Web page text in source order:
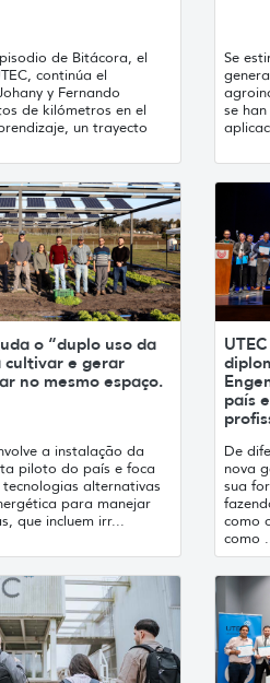
de Bitácora, el
continúa el
y Fernando
de kilómetros en el
un trayecto
Se
se
o “duplo uso da
cultivar e gerar
no mesmo espaço.
a instalação da
piloto do país e foca
alternativas
para manejar
que incluem irr...
país
De
nova
sua
como
como